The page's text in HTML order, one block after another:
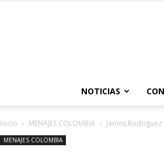
NOTICIAS
Inicio MENAJES COLOMBIA James
MENAJES COLOMBIA